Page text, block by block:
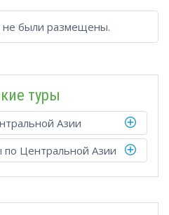
были размещены.
туры
Азии
Центральной Азии